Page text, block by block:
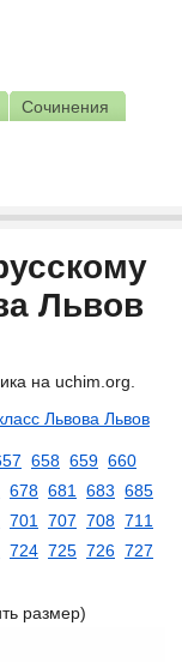
Сочинения
Львов
на uchim.org.
Львова Львов
658 659 660
678 681 683 685
701 707 708 711
724 725 726 727
размер)